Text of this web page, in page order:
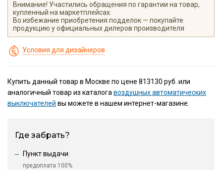
Внимание! Участились обращения по гарантии на товар,
купленный на маркетплейсах.
Во избежание приобретения подделок — покупайте
продукцию у официальных дилеров производителя
Условия для дизайнеров
Купить данный товар в Москве по цене 813130 руб. или
аналогичный товар из каталогавоздушных автоматических
выключателей вы можете в нашем интернет-магазине.
Где забрать?
Пункт выдачи
предоплата 100%